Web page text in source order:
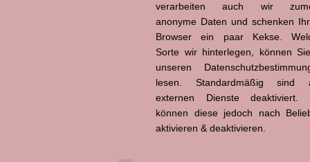
verarbeiten auch wir
anonyme Daten und schenken
Browser ein paar Kekse.
Sorte wir hinterlegen, können
unseren
lesen. Standardmäßig sind
externen Dienste deaktiviert.
können diese jedoch nach
aktivieren & deaktivieren.